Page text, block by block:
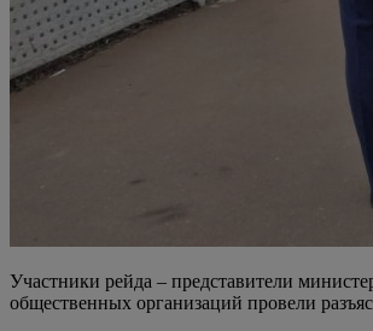
Участники рейда – представители
общественных организаций провели